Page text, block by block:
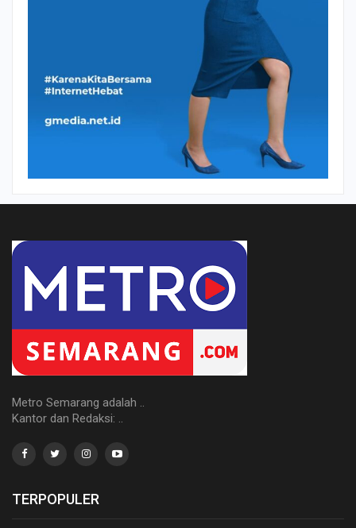
Metro Semarang adalah ..
Kantor dan Redaksi: ..
TERPOPULER